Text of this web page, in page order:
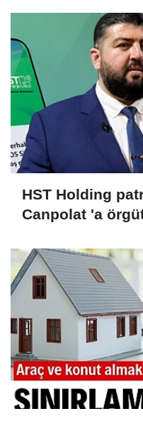
HST Holding
Canpolat 'a
malvarlığına el